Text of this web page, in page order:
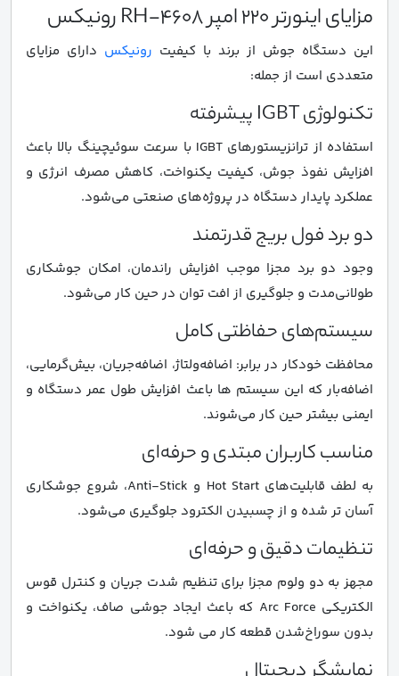
مزایای اینورتر 220 امپر RH-4608 رونیکس
این دستگاه جوش از برند با کیفیت رونیکس دارای مزایای
متعددی است از جمله:
تکنولوژی IGBT پیشرفته
استفاده از ترانزیستورهای IGBT با سرعت سوئیچینگ بالا باعث
افزایش نفوذ جوش، کیفیت یکنواخت، کاهش مصرف انرژی و
عملکرد پایدار دستگاه در پروژه‌های صنعتی می‌شود.
دو برد فول بریج قدرتمند
وجود دو برد مجزا موجب افزایش راندمان، امکان جوشکاری
طولانی‌مدت و جلوگیری از افت توان در حین کار می‌شود.
سیستم‌های حفاظتی کامل
محافظت خودکار در برابر: اضافه‌ولتاژ، اضافه‌جریان، بیش‌گرمایی،
اضافه‌بار که این سیستم ها باعث افزایش طول عمر دستگاه و
ایمنی بیشتر حین کار می‌شوند.
مناسب کاربران مبتدی و حرفه‌ای
به لطف قابلیت‌های Hot Start و Anti-Stick، شروع جوشکاری
آسان‌ تر شده و از چسبیدن الکترود جلوگیری می‌شود.
تنظیمات دقیق و حرفه‌ای
مجهز به دو ولوم مجزا برای تنظیم شدت جریان و کنترل قوس
الکتریکی Arc Force که باعث ایجاد جوشی صاف، یکنواخت و
بدون سوراخ‌شدن قطعه کار می شود.